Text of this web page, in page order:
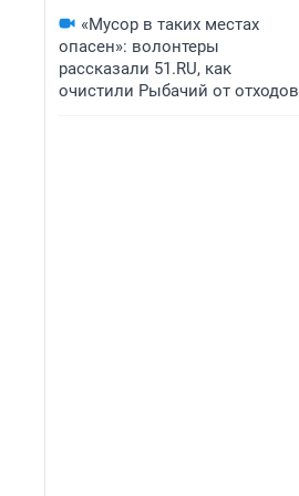
«Мусор в таких местах
опасен»: волонтеры
рассказали 51.RU, как
очистили Рыбачий от отходов